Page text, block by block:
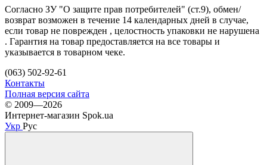
Согласно ЗУ "О защите прав потребителей" (ст.9), обмен/
возврат возможен в течение 14 календарных дней в случае,
если товар не поврежден , целостность упаковки не нарушена
. Гарантия на товар предоставляется на все товары и
указывается в товарном чеке.
(063) 502-92-61
Контакты
Полная версия сайта
© 2009—2026
Интернет-магазин Spok.ua
Укр Рус